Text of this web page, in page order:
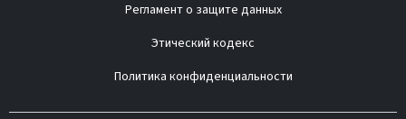
Регламент о защите данных
Этический кодекс
Политика конфиденциальности